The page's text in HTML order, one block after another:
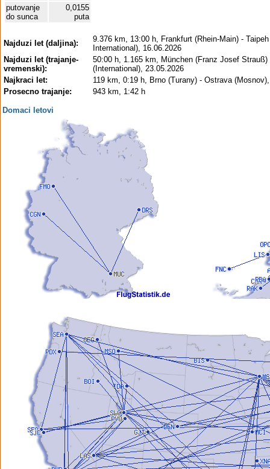
putovanje
do sunca
0,0155
puta
Najduzi let (daljina):
9.376 km, 13:00 h, Frankfurt (Rhein-Main) -
International), 16.06.2026
Najduzi let (trajanje-
vremenski):
50:00 h, 1.165 km, München (Franz Josef Strauß)
(International), 23.05.2026
Najkraci let:
119 km, 0:19 h, Brno (Turany) - Ostrava
Prosecno trajanje:
943 km, 1:42 h
Domaci letovi